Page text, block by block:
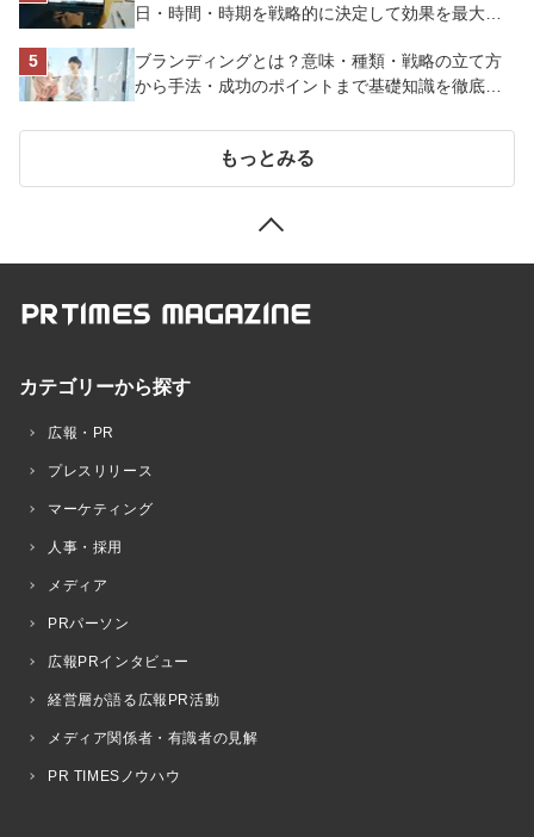
日・時間・時期を戦略的に決定して効果を最大化
ブランディングとは？意味・種類・戦略の立て方
から手法・成功のポイントまで基礎知識を徹底解
もっとみる
カテゴリーから探す
広報・PR
プレスリリース
マーケティング
人事・採用
メディア
PRパーソン
広報PRインタビュー
経営層が語る広報PR活動
メディア関係者・有識者の見解
PR TIMESノウハウ